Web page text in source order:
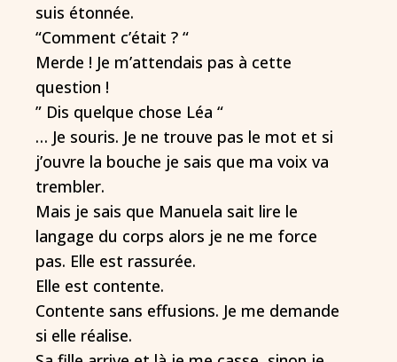
suis étonnée.
“Comment c’était ? “
Merde ! Je m’attendais pas à cette
question !
” Dis quelque chose Léa “
… Je souris. Je ne trouve pas le mot et si
j’ouvre la bouche je sais que ma voix va
trembler.
Mais je sais que Manuela sait lire le
langage du corps alors je ne me force
pas. Elle est rassurée.
Elle est contente.
Contente sans effusions. Je me demande
si elle réalise.